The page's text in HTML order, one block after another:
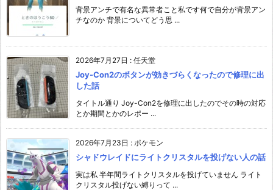
背景アンチで有名な異常者こと私です何で自分が背景アン
チなのか 背景についてどう思 ...
2026年7月27日 : 任天堂
Joy-Con2のボタンが効きづらくなったので修理に出
した話
タイトル通り Joy-Con2を修理に出したのでその時の対応
とか期間とかのレポー ...
2026年7月23日 : ポケモン
シャドウレイドにライトクリスタルを投げない人の話
実は私 半年間ライトクリスタルを投げていません ライト
クリスタル投げない縛りって ...